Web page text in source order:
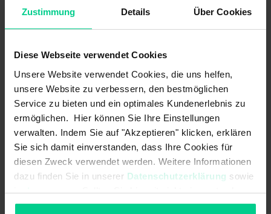
Zustimmung Details Über Cookies
Diese Webseite verwendet Cookies
Unsere Website verwendet Cookies, die uns helfen,
unsere Website zu verbessern, den bestmöglichen
Service zu bieten und ein optimales Kundenerlebnis zu
ermöglichen. Hier können Sie Ihre Einstellungen
verwalten. Indem Sie auf "Akzeptieren" klicken, erklären
Sie sich damit einverstanden, dass Ihre Cookies für
diesen Zweck verwendet werden. Weitere Informationen
dazu finden Sie in unserer Datenschutzerklärung sowie
imImpressum. Sollten Sie hiermit nicht einverstanden
sein, können Sie die Verwendung von Cookies hier
0.0114 kg
Customs tariff number 85365011
Technical Data